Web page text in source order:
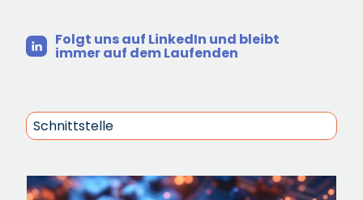
Folgt uns auf LinkedIn und bleibt
immer auf dem Laufenden